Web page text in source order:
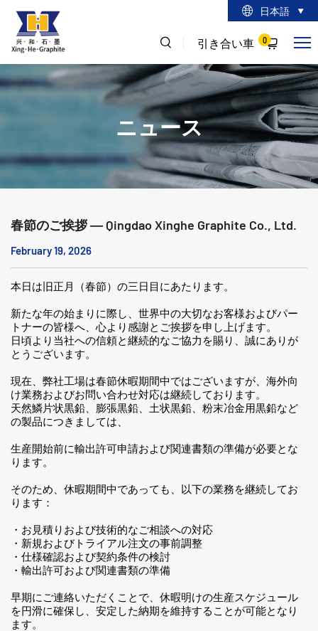
日本語
引き合い車 0
ニュース
春節のご挨拶 ― Qingdao Xinghe Graphite Co., Ltd.
February 19, 2026
本日は旧正月（春節）の三日目にあたります。
新たな年の始まりに際し、世界中の大切なお客様およびパー
トナーの皆様へ、心より感謝とご挨拶を申し上げます。
日頃より当社への信頼と継続的なご協力を賜り、誠にありが
とうございます。
現在、弊社工場は春節休暇期間中ではございますが、海外向
け業務およびお問い合わせ対応は継続しております。
天然鱗片状黒鉛、膨張黒鉛、土状黒鉛、粉末冶金用黒鉛など
の製品につきましては、
生産開始前に輸出許可申請および関連書類の準備が必要とな
ります。
そのため、休暇期間中であっても、以下の業務を継続してお
ります：
・お見積りおよび技術的なご相談への対応
・新規およびトライアル注文の事前調整
・仕様確認および契約条件の検討
・輸出許可および関連書類の準備
早期にご連絡いただくことで、休暇明けの生産スケジュール
を円滑に確保し、安定した納期を維持することが可能となり
ます。